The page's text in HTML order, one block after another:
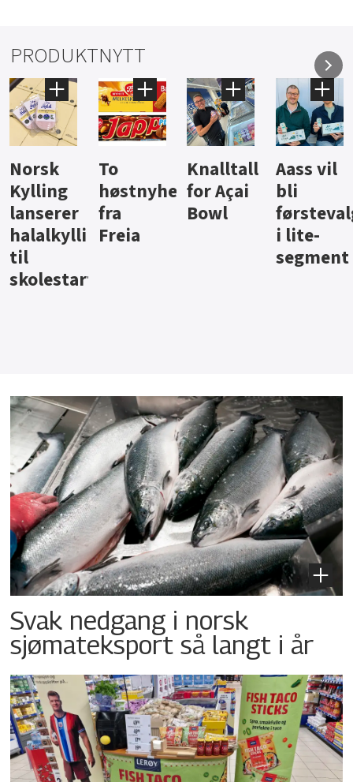
PRODUKTNYTT
Knalltall
for Açai
Bowl
Aass vil
bli
førstevalg
i lite-
Brus og
jus fra
Berentsen
Hard
iste fra
Hansa
Svak nedgang i norsk
sjømateksport så langt i år